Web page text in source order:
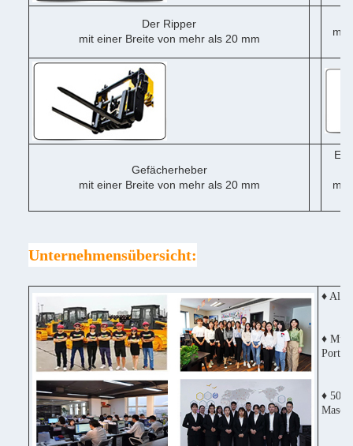
Der Ripper
mit einer Breite von mehr als 20 mm
mit
Gefächerheber
mit einer Breite von mehr als 20 mm
mit
Unternehmensübersicht:
♦ Alle
♦
♦ 50%